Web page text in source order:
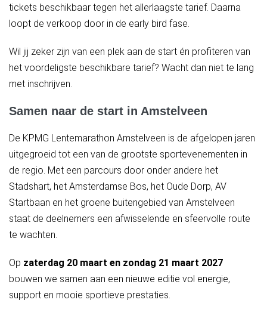
tickets beschikbaar tegen het allerlaagste tarief. Daarna
loopt de verkoop door in de early bird fase.
Wil jij zeker zijn van een plek aan de start én profiteren van
het voordeligste beschikbare tarief? Wacht dan niet te lang
met inschrijven.
Samen naar de start in Amstelveen
De KPMG Lentemarathon Amstelveen is de afgelopen jaren
uitgegroeid tot een van de grootste sportevenementen in
de regio. Met een parcours door onder andere het
Stadshart, het Amsterdamse Bos, het Oude Dorp, AV
Startbaan en het groene buitengebied van Amstelveen
staat de deelnemers een afwisselende en sfeervolle route
te wachten.
Op zaterdag 20 maart en zondag 21 maart 2027
bouwen we samen aan een nieuwe editie vol energie,
support en mooie sportieve prestaties.